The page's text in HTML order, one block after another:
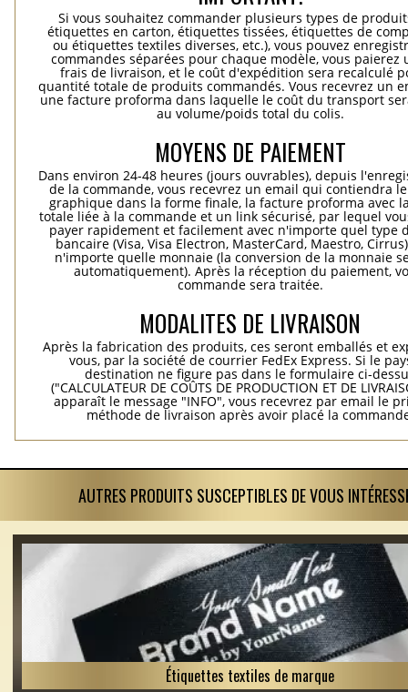
Si vous souhaitez commander plusieurs types de
étiquettes en carton, étiquettes tissées, étiquettes de
ou étiquettes textiles diverses, etc.), vous pouvez
commandes séparées pour chaque modèle, vous paierez
frais de livraison, et le coût d'expédition sera recalculé
quantité totale de produits commandés. Vous recevrez un
une facture proforma dans laquelle le coût du transport
au volume/poids total du colis.
MOYENS DE PAIEMENT
Dans environ 24-48 heures (jours ouvrables), depuis
de la commande, vous recevrez un email qui contiendra
graphique dans la forme finale, la facture proforma avec
totale liée à la commande et un link sécurisé, par lequel
payer rapidement et facilement avec n'importe quel type
bancaire (Visa, Visa Electron, MasterCard, Maestro,
n'importe quelle monnaie (la conversion de la monnaie
automatiquement). Après la réception du paiement,
commande sera traitée.
MODALITES DE LIVRAISON
Après la fabrication des produits, ces seront emballés et
vous, par la société de courrier FedEx Express. Si le
destination ne figure pas dans le formulaire ci-
("CALCULATEUR DE COÛTS DE PRODUCTION ET DE
apparaît le message "INFO", vous recevrez par email le
méthode de livraison après avoir placé la
AUTRES PRODUITS SUSCEPTIBLES DE VOUS
Étiquettes textiles de marque